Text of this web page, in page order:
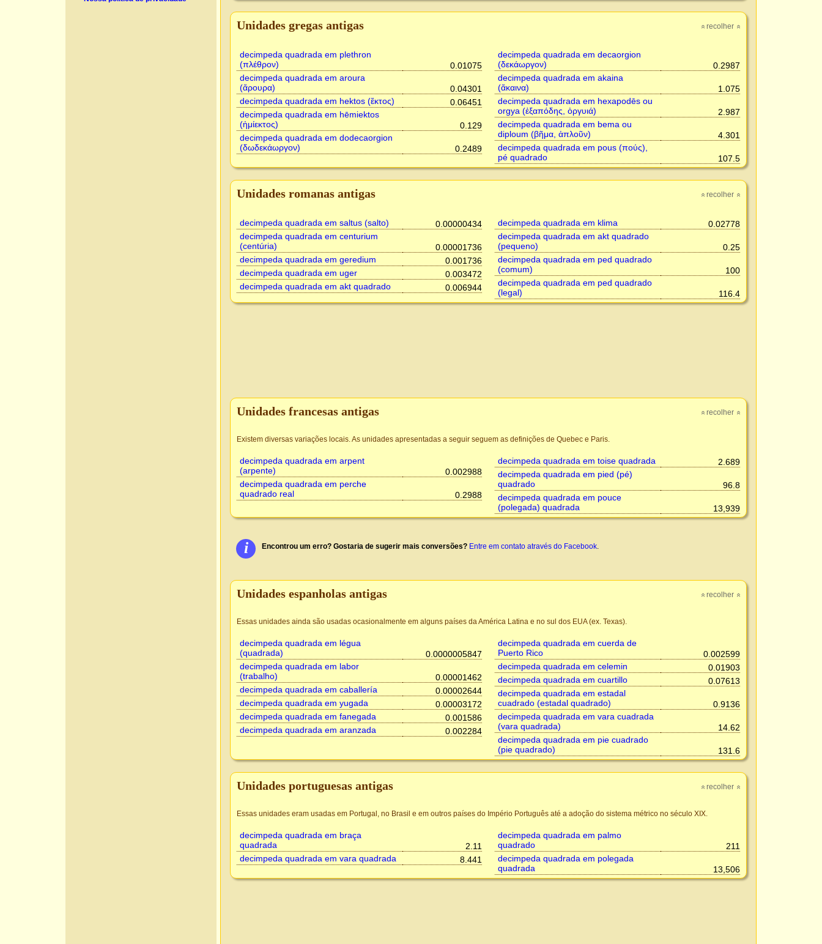
» recolher»
Unidades gregas antigas
decimpeda quadrada em plethron
(πλέθρον)
0.01075
decimpeda quadrada em aroura
(ἄρουρα)
0.04301
decimpeda quadrada em hektos (ἕκτος)
0.06451
decimpeda quadrada em hēmiektos
(ἡμίεκτος)
0.129
decimpeda quadrada em dodecaorgion
(δωδεκάωργον)
0.2489
decimpeda quadrada em decaorgion
(δεκάωργον)
0.2987
decimpeda quadrada em akaina
(ἄκαινα)
1.075
decimpeda quadrada em hexapodēs ou
orgya (ἑξαπόδης, ὀργυιά)
2.987
decimpeda quadrada em bema ou
diploum (βῆμα, ἀπλοῦν)
4.301
decimpeda quadrada em pous (πούς),
pé quadrado
107.5
» recolher»
Unidades romanas antigas
decimpeda quadrada em saltus (salto)
0.00000434
decimpeda quadrada em centurium
(centúria)
0.00001736
decimpeda quadrada em geredium
0.001736
decimpeda quadrada em uger
0.003472
decimpeda quadrada em akt quadrado
0.006944
decimpeda quadrada em klima
0.02778
decimpeda quadrada em akt quadrado
(pequeno)
0.25
decimpeda quadrada em ped quadrado
(comum)
100
decimpeda quadrada em ped quadrado
(legal)
116.4
» recolher»
Unidades francesas antigas
Existem diversas variações locais. As unidades apresentadas a seguir seguem as definições de Quebec e Paris.
decimpeda quadrada em arpent
(arpente)
0.002988
decimpeda quadrada em perche
quadrado real
0.2988
decimpeda quadrada em toise quadrada
2.689
decimpeda quadrada em pied (pé)
quadrado
96.8
decimpeda quadrada em pouce
(polegada) quadrada
13,939
i Encontrou um erro? Gostaria de sugerir mais conversões? Entre em contato através do Facebook.
» recolher»
Unidades espanholas antigas
Essas unidades ainda são usadas ocasionalmente em alguns países da América Latina e no sul dos EUA (ex. Texas).
decimpeda quadrada em légua
(quadrada)
0.0000005847
decimpeda quadrada em labor
(trabalho)
0.00001462
decimpeda quadrada em caballería
0.00002644
decimpeda quadrada em yugada
0.00003172
decimpeda quadrada em fanegada
0.001586
decimpeda quadrada em aranzada
0.002284
decimpeda quadrada em cuerda de
Puerto Rico
0.002599
decimpeda quadrada em celemin
0.01903
decimpeda quadrada em cuartillo
0.07613
decimpeda quadrada em estadal
cuadrado (estadal quadrado)
0.9136
decimpeda quadrada em vara cuadrada
(vara quadrada)
14.62
decimpeda quadrada em pie cuadrado
(pie quadrado)
131.6
» recolher»
Unidades portuguesas antigas
Essas unidades eram usadas em Portugal, no Brasil e em outros países do Império Português até a adoção do sistema métrico no século XIX.
decimpeda quadrada em braça
quadrada
2.11
decimpeda quadrada em vara quadrada
8.441
decimpeda quadrada em palmo
quadrado
211
decimpeda quadrada em polegada
quadrada
13,506